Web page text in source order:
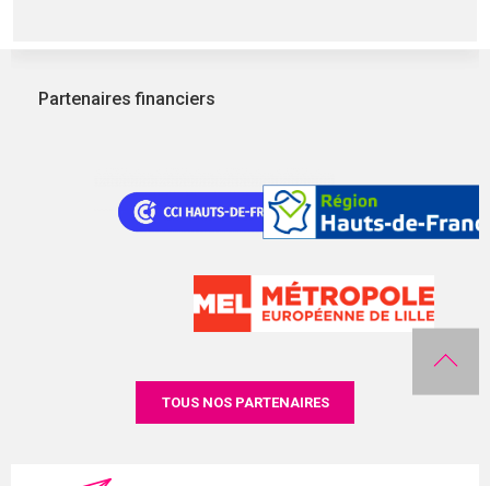
Partenaires financiers
TOUS NOS PARTENAIRES